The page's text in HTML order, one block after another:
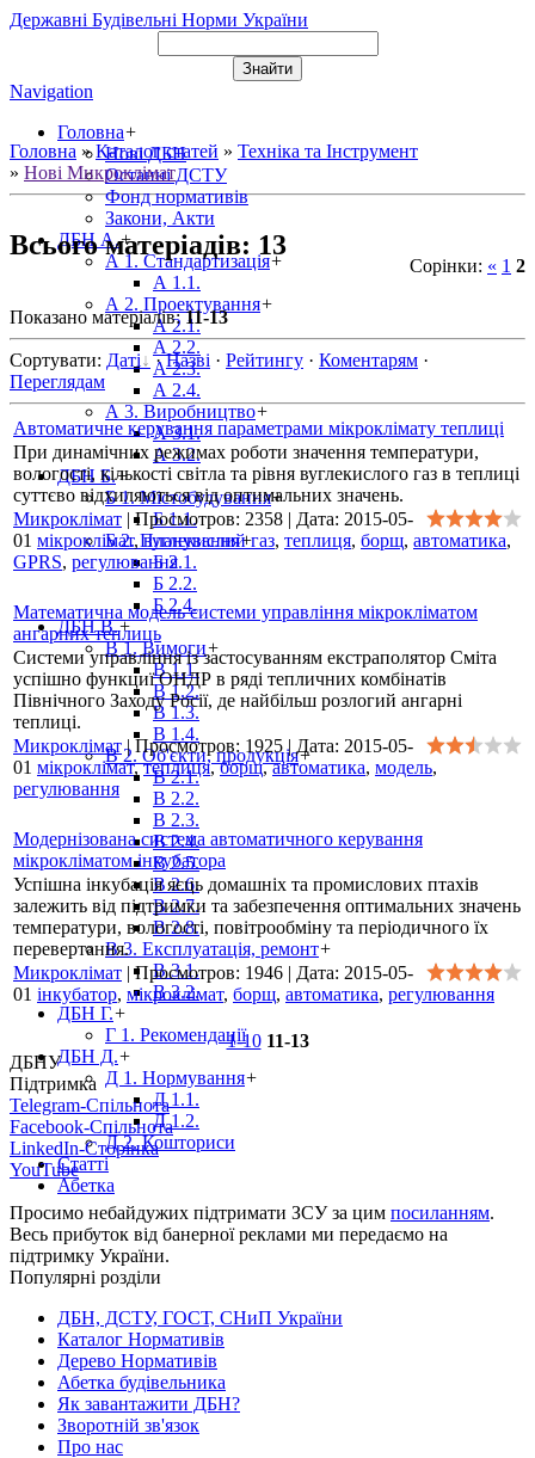
Державні Будівельні Норми України
Navigation
Головна+
Нові ДБН
Останні ДСТУ
Фонд нормативів
Закони, Акти
ДБН А.+
А 1. Стандартизація+
А 1.1.
А 2. Проектування+
А 2.1.
А 2.2.
А 2.3.
А 2.4.
А 3. Виробництво+
А 3.1.
А 3.2.
ДБН Б.+
Б 1. Містобудування+
Б 1.1.
Б 2. Планування+
Б 2.1.
Б 2.2.
Б 2.4.
ДБН В.+
В 1. Вимоги+
В 1.1.
В 1.2.
В 1.3.
В 1.4.
В 2. Об'єкти, продукція+
В 2.1.
В 2.2.
В 2.3.
В 2.4.
В 2.5.
В 2.6.
В 2.7.
В 2.8.
В 3. Експлуатація, ремонт+
В 3.1.
В 3.2.
ДБН Г.+
Г 1. Рекомендації
ДБН Д.+
Д 1. Нормування+
Д 1.1.
Д 1.2.
Д 2. Кошториси
Статті
Абетка
Головна » Каталог статей » Техніка та Інструмент
» Нові Микроклімат
Всього матеріадів: 13
Показано матеріалів:11-13
Сорінки: « 1 2
Сортувати: Даті ·Назві · Рейтингу · Коментарям ·
Переглядам
Автоматичне керування параметрами мікроклімату теплиці
При динамічних режимах роботи значення температури,
вологості, кількості світла та рівня вуглекислого газ в теплиці
суттєво відхиляються від оптимальних значень.
Микроклімат |Просмотров: 2358 | Дата: 2015-05-
01 мікроклімат,вуглекислий газ, теплиця, борщ, автоматика,
GPRS, регулювання
Математична модель системи управління мікрокліматом
ангарних теплиць
Системи управління із застосуванням екстраполятор Сміта
успішно функциї ОНДР в ряді тепличних комбінатів
Північного Заходу Росії, де найбільш розлогий ангарні
теплиці.
Микроклімат|Просмотров: 1925| Дата: 2015-05-
01 мікроклімат,теплиця,борщ,автоматика, модель,
регулювання
Модернізована система автоматичного керування
мікрокліматом інкубатора
Успішна інкубація яєць домашніх та промислових птахів
залежить від підтримки та забезпечення оптимальних значень
температури, вологості, повітрообміну та періодичного їх
перевертання.
Микроклімат |Просмотров: 1946 | Дата: 2015-05-
01 інкубатор, мікроклімат, борщ, автоматика, регулювання
1-10 11-13
ДБНУ
Підтримка
Telegram-Спільнота
Facebook-Спільнота
LinkedIn-Сторінка
YouTube
Просимо небайдужих підтримати ЗСУ за цим посиланням.
Весь прибуток від банерної реклами ми передаємо на
підтримку України.
Популярні розділи
ДБН, ДСТУ, ГОСТ, СНиП України
Каталог Нормативів
Дерево Нормативів
Абетка будівельника
Як завантажити ДБН?
Зворотній зв'язок
Про нас